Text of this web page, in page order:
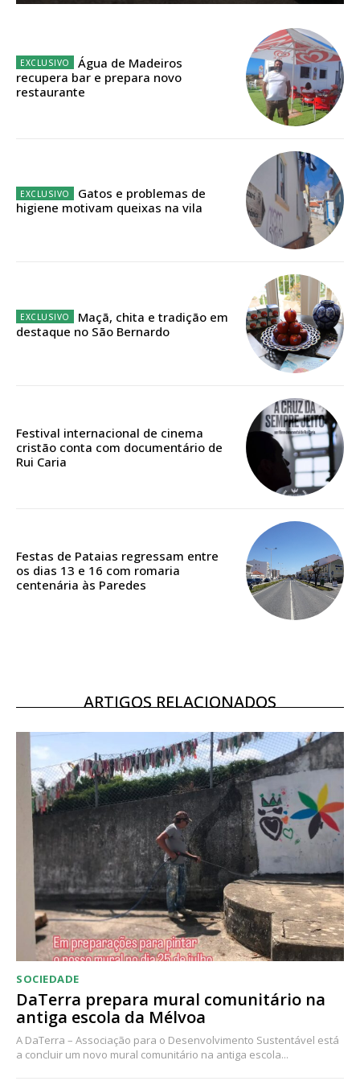
IMPRESSA
32
Edição em papel entregue à Quinta-feira em sua
ASSINATURA
DIGITAL ANUAL
Escolha o plano
Água de Madeiros
recupera bar e prepara novo
restaurante
Gatos e problemas de
higiene motivam queixas na vila
Maçã, chita e tradição em
destaque no São Bernardo
Festival internacional de cinema
cristão conta com documentário de
Rui Caria
Festas de Pataias regressam entre
os dias 13 e 16 com romaria
centenária às Paredes
ARTIGOS RELACIONADOS
SOCIEDADE
DaTerra prepara mural comunitário na
antiga escola da Mélvoa
A DaTerra – Associação para o Desenvolvimento Sustentável está
a concluir um novo mural comunitário na antiga escola...